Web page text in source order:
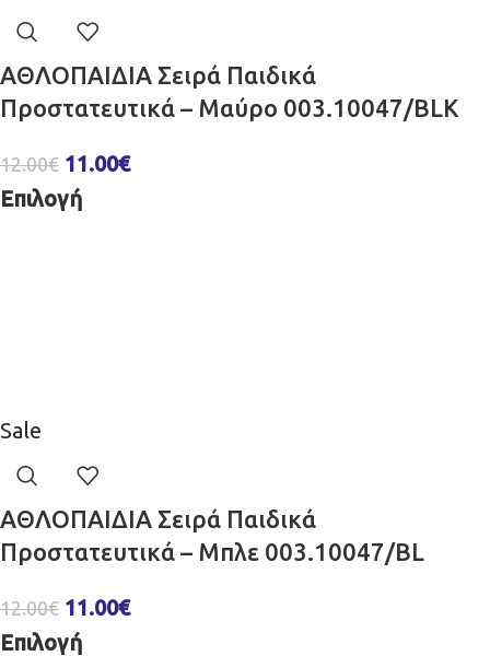
ΑΘΛΟΠΑΙΔΙΑ Σειρά Παιδικά
Προστατευτικά – Μαύρο 003.10047/BLK
12.00€ 11.00€
Επιλογή
Sale
ΑΘΛΟΠΑΙΔΙΑ Σειρά Παιδικά
Προστατευτικά – Μπλε 003.10047/BL
12.00€ 11.00€
Επιλογή